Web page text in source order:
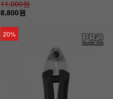
11,000원
8,800원
20%